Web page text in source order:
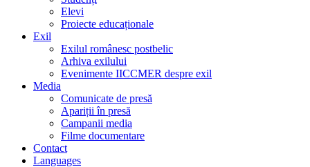
Elevi
Proiecte educaționale
Exil
Exilul românesc postbelic
Arhiva exilului
Evenimente IICCMER despre exil
Media
Comunicate de presă
Apariții în presă
Campanii media
Filme documentare
Contact
Languages